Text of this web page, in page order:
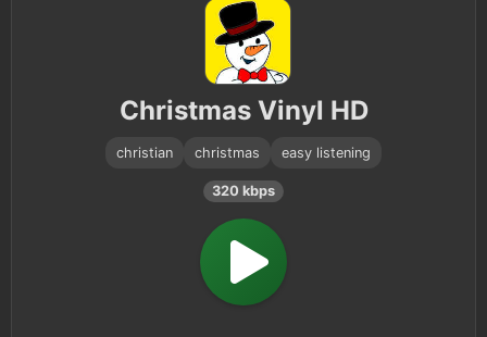
Christmas Vinyl HD
christian christmas easy listening
320 kbps